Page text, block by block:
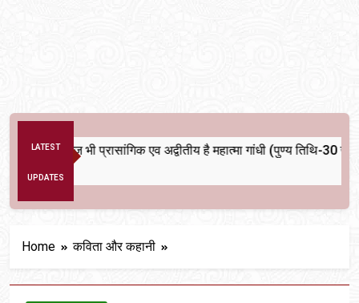
LATEST
UPDATES
भारतीय राजनीति में आज भी प्रासांगिक एव अद्वीतीय है महात्मा गांधी
Home कविता और कहानी